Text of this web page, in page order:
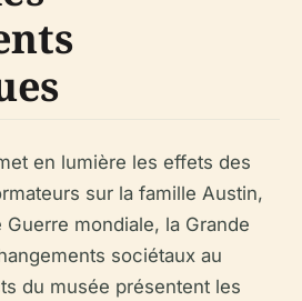
en lumière les effets des
sur la famille Austin,
mondiale, la Grande
sociétaux au
du musée présentent les